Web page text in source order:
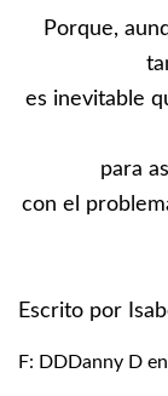
Porque,
es inevitable
para
con el
Escrito por
F: DDDanny D